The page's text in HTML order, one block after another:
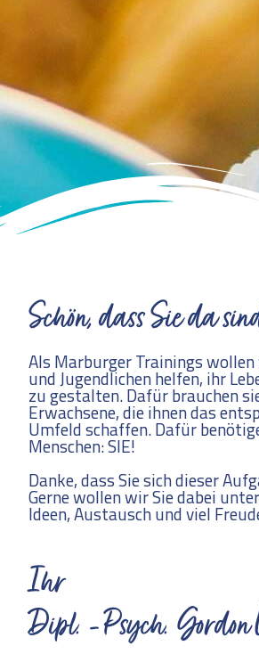
Schön, dass Sie da
Als Marburger Trainings
und Jugendlichen helfen, ihr
zu gestalten. Dafür brauchen
Erwachsene, die ihnen das
Umfeld schaffen. Dafür
Menschen: SIE!
Danke, dass Sie sich dieser
Gerne wollen wir Sie dabei
Ideen, Austausch und viel
Ihr
Dipl. - Psych.